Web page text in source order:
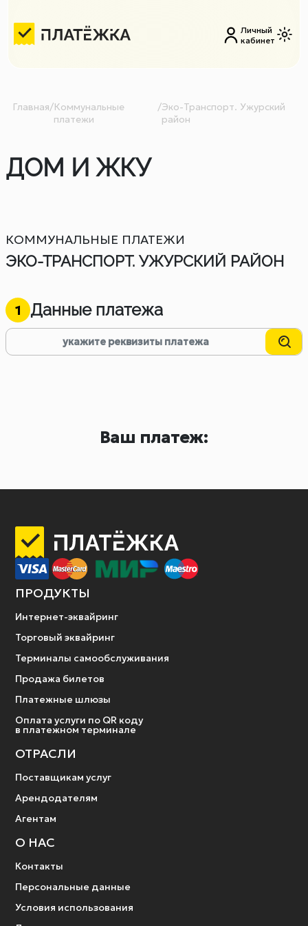
Личный
кабинет
Главная/Коммунальные
платежи
/Эко-Транспорт. Ужурский
район
ДОМ И ЖКУ
Ваш платеж:
КОММУНАЛЬНЫЕ ПЛАТЕЖИ
ЭКО-ТРАНСПОРТ. УЖУРСКИЙ РАЙОН
1 Данные платежа
ПРОДУКТЫ
Интернет-эквайринг
Торговый эквайринг
Терминалы самообслуживания
Продажа билетов
Платежные шлюзы
Оплата услуги по QR коду
в платежном терминале
ОТРАСЛИ
Поставщикам услуг
Арендодателям
Агентам
О НАС
Контакты
Персональные данные
Условия использования